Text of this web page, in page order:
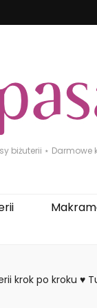
biżuterii ⋆ Darmowe
krok po kroku ♥